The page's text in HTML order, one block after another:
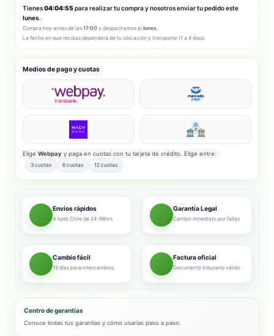
Tienes04:04:53para realizar tu compra y nosotros enviar tu pedido este
lunes.
Compra hoy antes de las 17:00 y despachamos el lunes
La fecha en que recibas dependerá de tu ubicación y transporte (1 a 4 días).
Medios de pago y cuotas
Elige Webpay y paga en cuotas con tu tarjeta de crédito. Elige entre:
3 cuotas 6 cuotas 12 cuotas
Envíos rápidos
A todo Chile de 24-96hrs
Garantía Legal
Cambio inmediato por fallas
Cambio fácil
15 días para intercambios
Factura oficial
Documento tributario válido
Centro de garantías
Conoce todas tus garantías y cómo usarlas paso a paso.